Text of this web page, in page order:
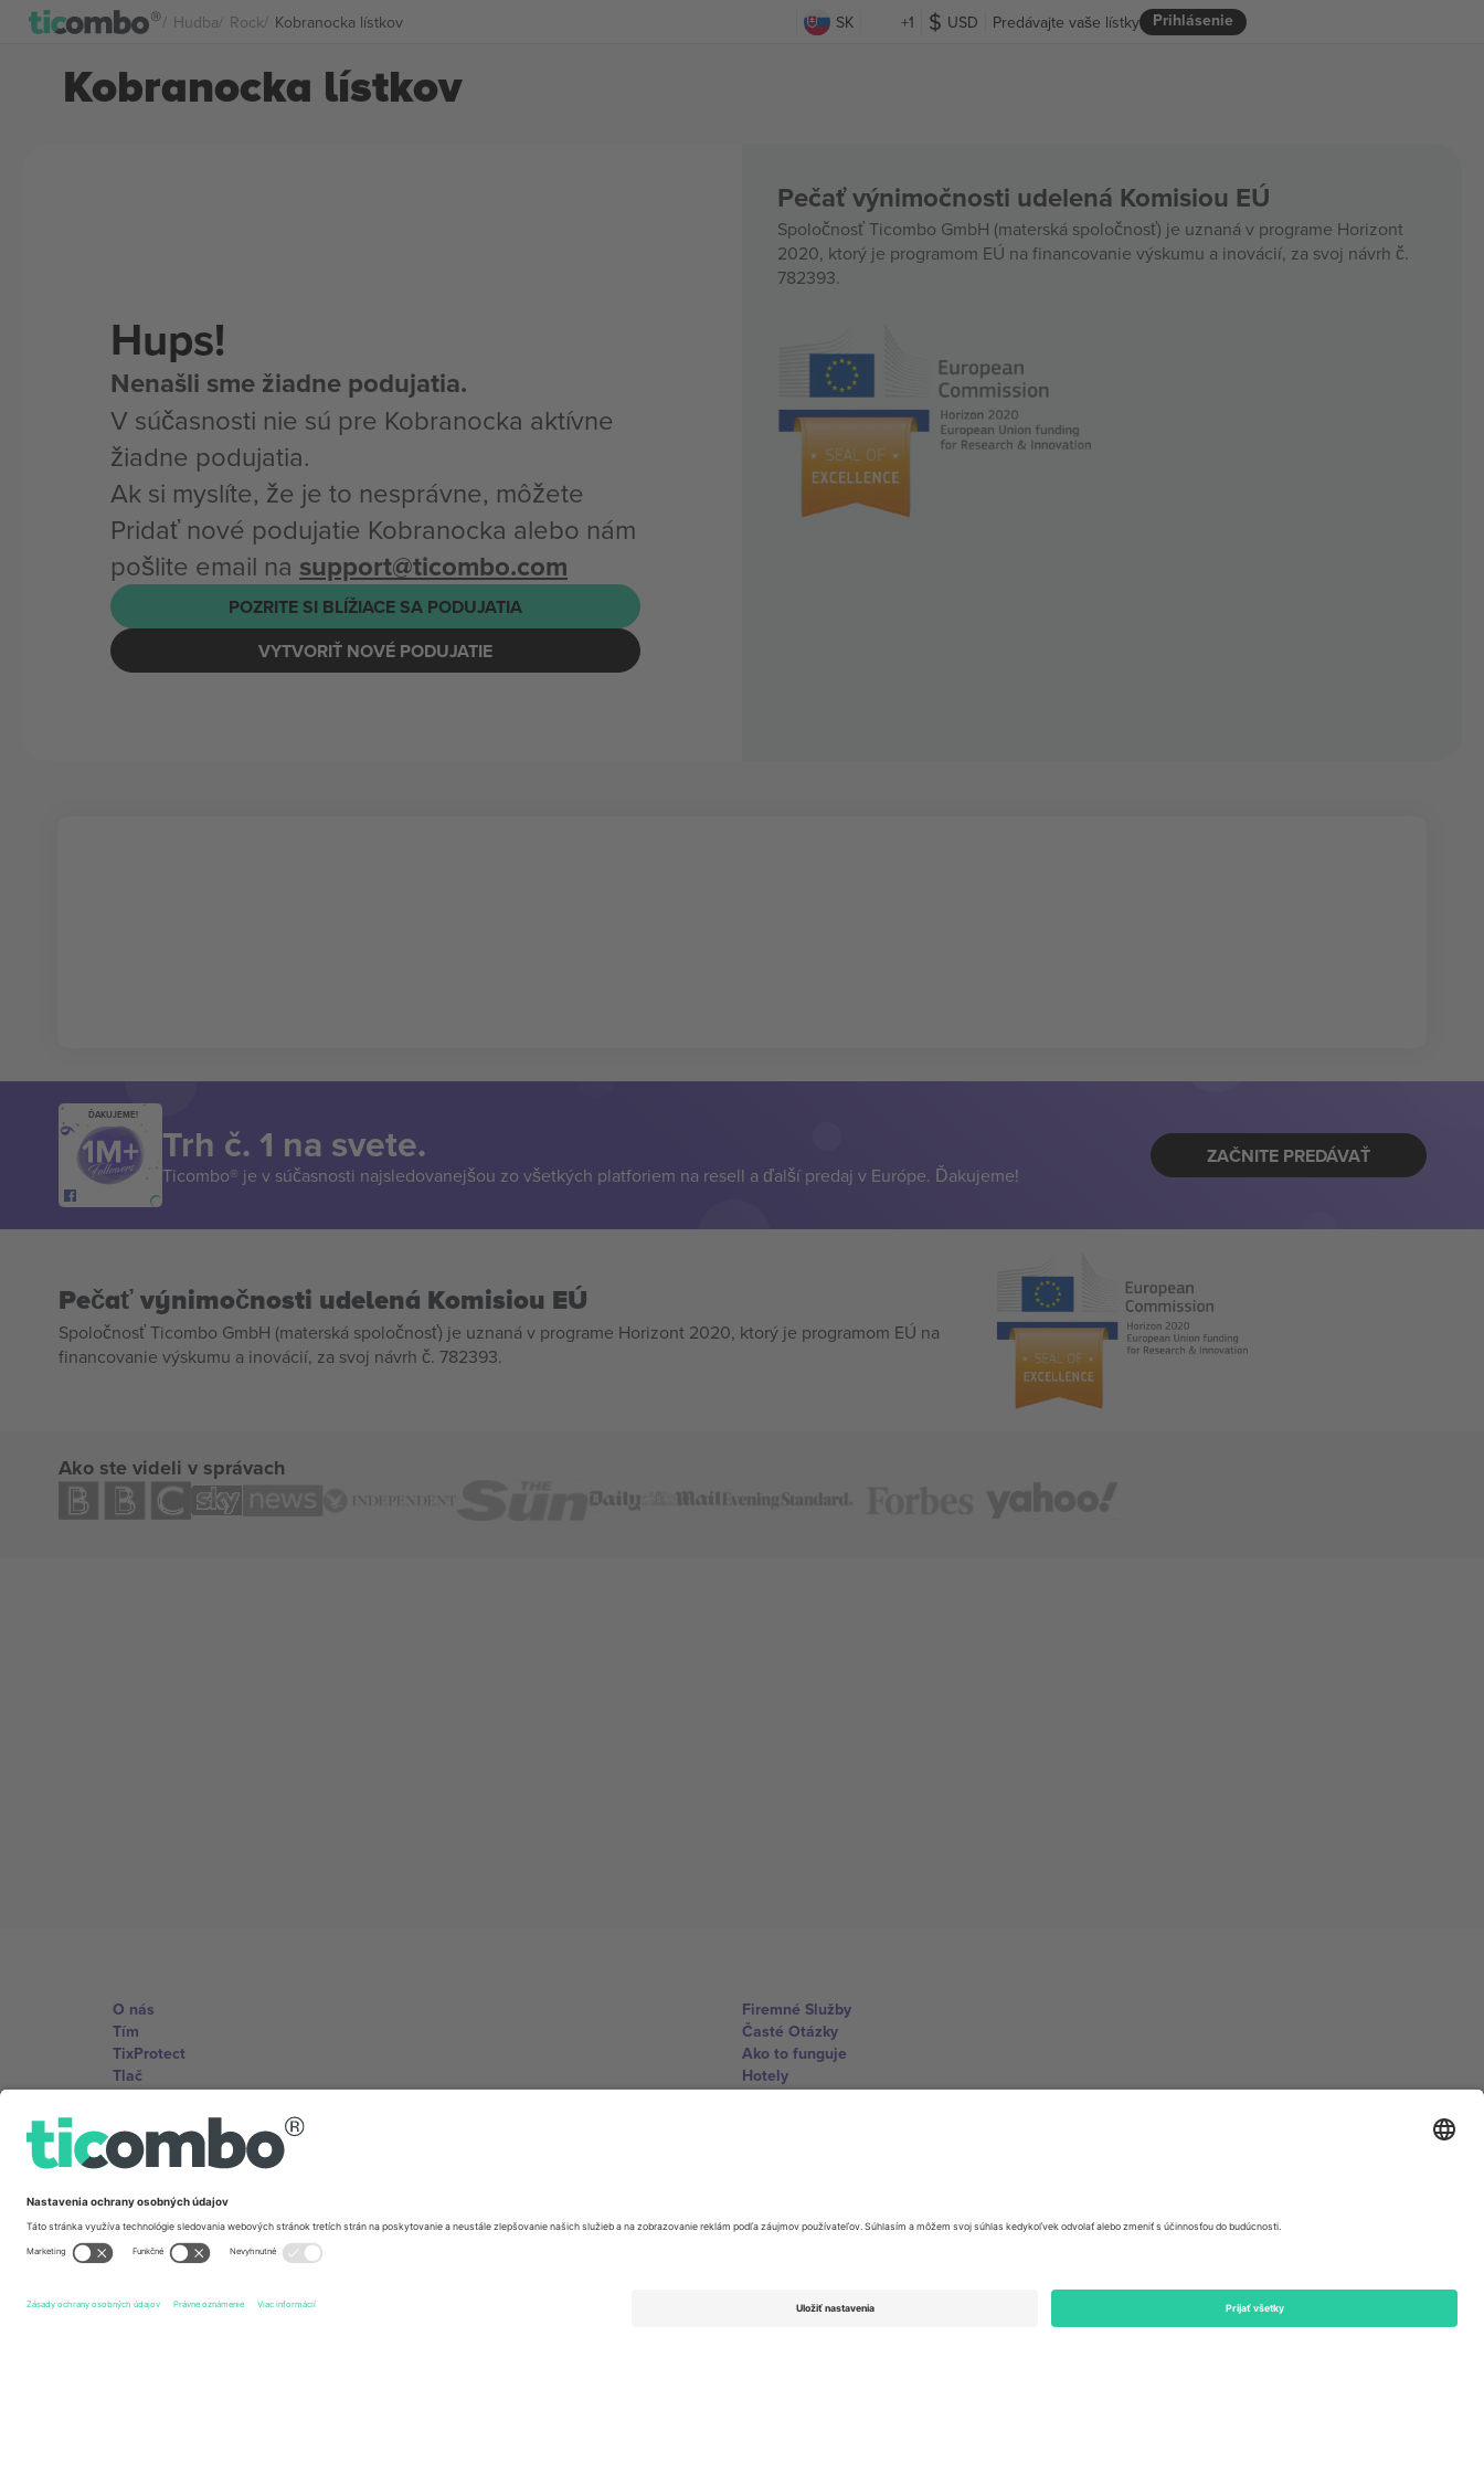
Hudba Rock Kobranocka lístkov SK +1 USD Prihlásenie
Predávajte vaše lístky
Kobranocka lístkov
Hups!
Nenašli sme žiadne podujatia.
V súčasnosti nie sú pre Kobranocka aktívne
žiadne podujatia.
Ak si myslíte, že je to nesprávne, môžete
Pridať nové podujatie Kobranocka alebo nám
pošlite email na support@ticombo.com
POZRITE SI BLÍŽIACE SA PODUJATIA
VYTVORIŤ NOVÉ PODUJATIE
Pečať výnimočnosti udelená Komisiou EÚ
Spoločnosť Ticombo GmbH (materská spoločnosť) je uznaná v programe Horizont
2020, ktorý je programom EÚ na financovanie výskumu a inovácií, za svoj návrh č.
782393.
ĎAKUJEME!
Trh č. 1 na svete.
Ticombo® je v súčasnosti najsledovanejšou zo všetkých platforiem na resell a ďalší predaj v Európe. Ďakujeme!
ZAČNITE PREDÁVAŤ
Pečať výnimočnosti udelená Komisiou EÚ
Spoločnosť Ticombo GmbH (materská spoločnosť) je uznaná v programe Horizont 2020, ktorý je programom EÚ na
financovanie výskumu a inovácií, za svoj návrh č. 782393.
Ako ste videli v správach
O nás
Tím
TixProtect
Tlač
Zmluvné podmienky
Partnerský program
Firemné Služby
Časté Otázky
Ako to funguje
Hotely
Centrum Majstrovstiev sveta